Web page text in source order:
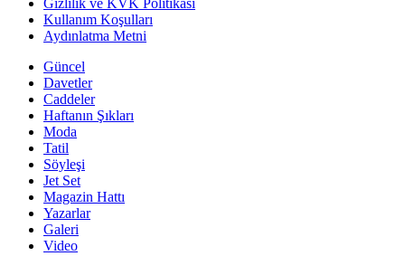
Kullanım Koşulları
Aydınlatma Metni
Güncel
Davetler
Caddeler
Haftanın Şıkları
Moda
Tatil
Söyleşi
Jet Set
Magazin Hattı
Yazarlar
Galeri
Video